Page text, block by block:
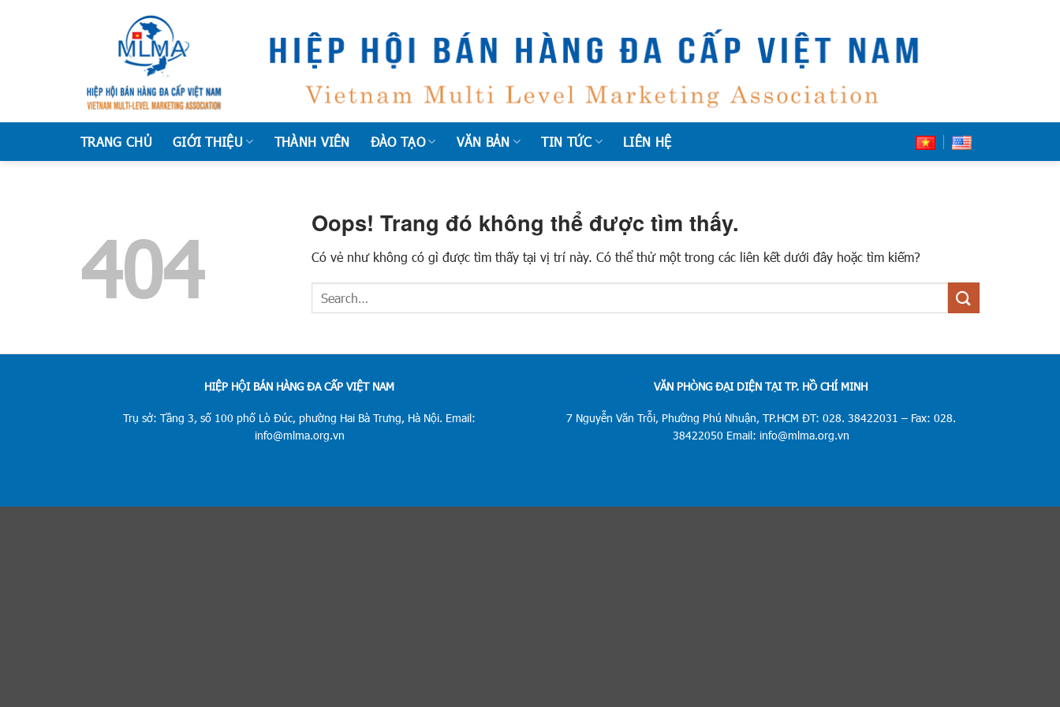
TRANG CHỦ GIỚI THIỆU THÀNH VIÊN ĐÀO TẠO VĂN BẢN TIN TỨC LIÊN HỆ
404
Oops! Trang đó không thể được tìm thấy.
Có vẻ như không có gì được tìm thấy tại vị trí này. Có thể thử một trong các liên kết dưới đây hoặc tìm kiếm?
HIỆP HỘI BÁN HÀNG ĐA CẤP VIỆT NAM
Trụ sở: Tầng 3, số 100 phố Lò Đúc, phường Hai Bà Trưng, Hà Nội. Email:
info@mlma.org.vn
VĂN PHÒNG ĐẠI DIỆN TẠI TP. HỒ CHÍ MINH
7 Nguyễn Văn Trỗi, Phường Phú Nhuận, TP.HCM ĐT: 028. 38422031 – Fax: 028.
38422050 Email: info@mlma.org.vn